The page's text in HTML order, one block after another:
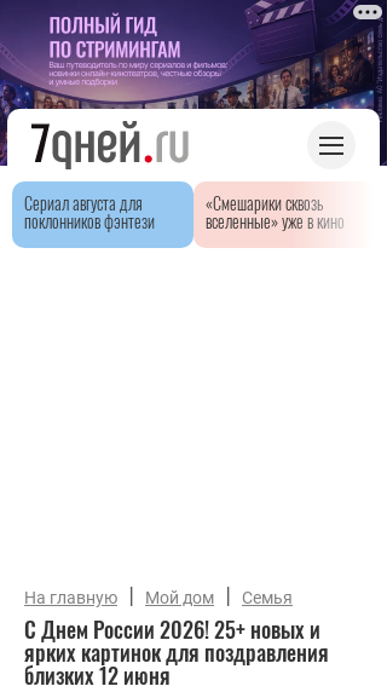
Сериал августа для
поклонников фэнтези
«Смешарики сквозь
вселенные» уже в кино
На главную | Мой дом | Семья
С Днем России 2026! 25+ новых и
ярких картинок для поздравления
близких 12 июня